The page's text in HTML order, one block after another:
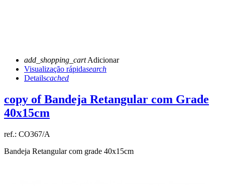
add_shopping_cartAdicionar
Visualização rápidasearch
Detailscached
copy of Bandeja Retangular com Grade
40x15cm
ref.: CO367/A
Bandeja Retangular com grade 40x15cm